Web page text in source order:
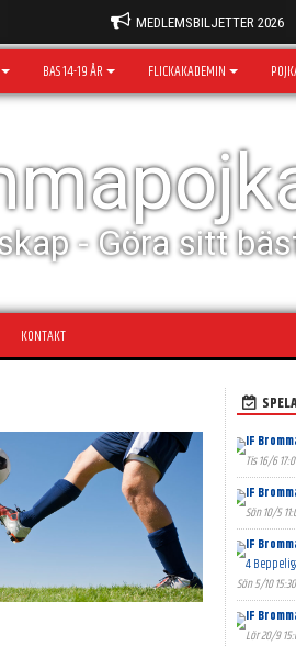
MEDLEMSBILJETTER 2026
BAS 14-19 ÅR FLICKAKADEMIN
- Göra sitt
KONTAKT
IF
Tis 16/6
IF
Sön 10/5
IF
4
Sön 5/10 15:30
IF
Lör 20/9